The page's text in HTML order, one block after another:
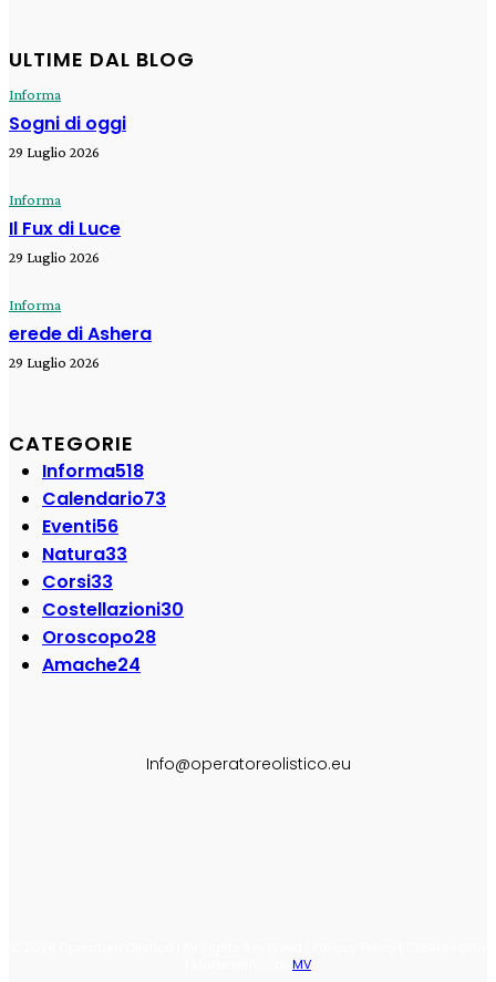
ULTIME DAL BLOG
Informa
Sogni di oggi
29 Luglio 2026
Informa
Il Fux di Luce
29 Luglio 2026
Informa
erede di Ashera
29 Luglio 2026
CATEGORIE
Informa518
Calendario73
Eventi56
Natura33
Corsi33
Costellazioni30
Oroscopo28
Amache24
Info@operatoreolistico.eu
MV